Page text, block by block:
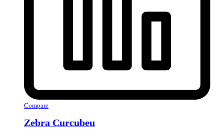
Compare
Zebra Curcubeu